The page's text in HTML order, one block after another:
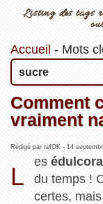
Listing des tags
Accueil - Mots
sucre
Comment
vraiment
Rédigé par refOK - 14
L
es
du temps !
certes,